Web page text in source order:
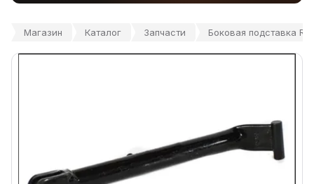
Магазин Каталог Запчасти Боковая подставка